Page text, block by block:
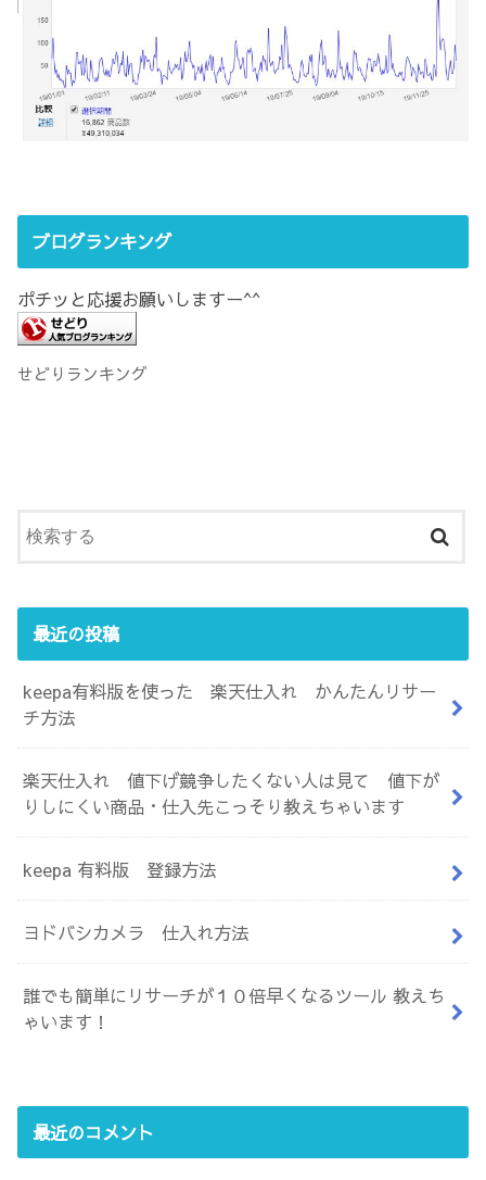
ブログランキング
ポチッと応援お願いしますー^^
せどりランキング
最近の投稿
keepa有料版を使った 楽天仕入れ かんたんリサー
チ方法
楽天仕入れ 値下げ競争したくない人は見て 値下が
りしにくい商品・仕入先こっそり教えちゃいます
keepa 有料版 登録方法
ヨドバシカメラ 仕入れ方法
誰でも簡単にリサーチが１０倍早くなるツール 教えち
ゃいます！
最近のコメント